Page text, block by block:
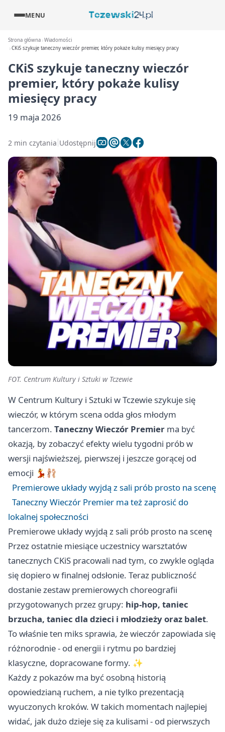
MENU
Strona główna Wiadomości
CKiS szykuje taneczny wieczór premier, który pokaże kulisy miesięcy pracy
CKiS szykuje taneczny wieczór
premier, który pokaże kulisy
miesięcy pracy
19 maja 2026
2 min czytania Udostępnij
FOT. Centrum Kultury i Sztuki w Tczewie
W Centrum Kultury i Sztuki w Tczewie szykuje się
wieczór, w którym scena odda głos młodym
tancerzom. Taneczny Wieczór Premier ma być
okazją, by zobaczyć efekty wielu tygodni prób w
wersji najświeższej, pierwszej i jeszcze gorącej od
emocji 💃🩰
Premierowe układy wyjdą z sali prób prosto na scenę
Taneczny Wieczór Premier ma też zaprosić do
lokalnej społeczności
Premierowe układy wyjdą z sali prób prosto na scenę
Przez ostatnie miesiące uczestnicy warsztatów
tanecznych CKiS pracowali nad tym, co zwykle ogląda
się dopiero w finalnej odsłonie. Teraz publiczność
dostanie zestaw premierowych choreografii
przygotowanych przez grupy: hip-hop, taniec
brzucha, taniec dla dzieci i młodzieży oraz balet.
To właśnie ten miks sprawia, że wieczór zapowiada się
różnorodnie - od energii i rytmu po bardziej
klasyczne, dopracowane formy. ✨
Każdy z pokazów ma być osobną historią
opowiedzianą ruchem, a nie tylko prezentacją
wyuczonych kroków. W takich momentach najlepiej
widać, jak dużo dzieje się za kulisami - od pierwszych